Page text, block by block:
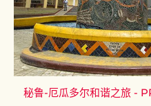
秘鲁-厄瓜多尔和谐之旅 -